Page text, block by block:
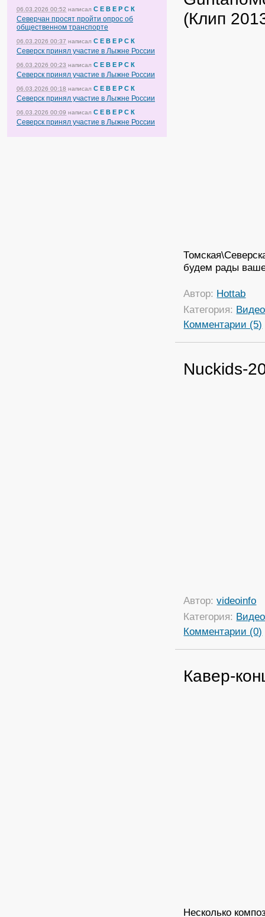
06.03.2026 00:52 написал С Е В Е Р С К
Северчан просят пройти опрос об
общественном транспорте
06.03.2026 00:37 написал С Е В Е Р С К
Северск принял участие в Лыжне России
06.03.2026 00:23 написал С Е В Е Р С К
Северск принял участие в Лыжне России
06.03.2026 00:18 написал С Е В Е Р С К
Северск принял участие в Лыжне России
06.03.2026 00:09 написал С Е В Е Р С К
Северск принял участие в Лыжне России
(Клип
будем рады
Автор: Hottab
Категория: Видео
Комментарии (5)
Nuckids-
Автор:videoinfo
Категория: Видео
Комментарии (0)
Кавер-
Несколько